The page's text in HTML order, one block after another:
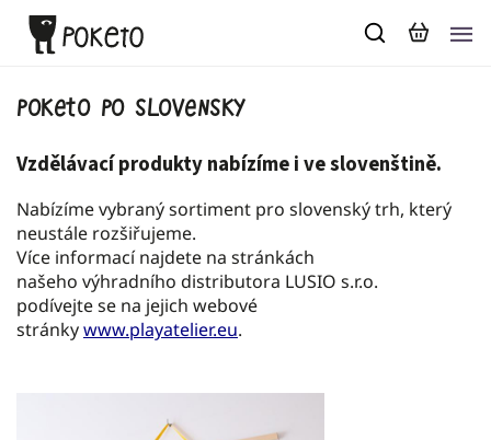
Poketo po slovensky
Vzdělávací produkty nabízíme i ve slovenštině.
Nabízíme vybraný sortiment pro slovenský trh, který
neustále rozšiřujeme.
Více informací najdete na stránkách
našeho výhradního distributora LUSIO s.r.o.
podívejte se na jejich webové
stránkywww.playatelier.eu.